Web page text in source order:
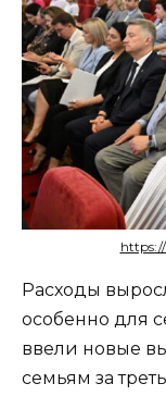
Расходы
особенно для
ввели новые
семьям за